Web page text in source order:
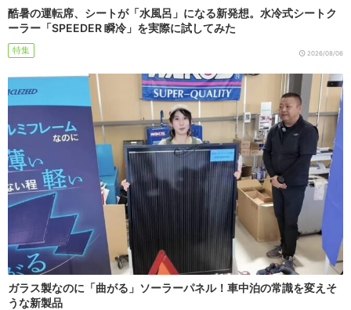
酷暑の運転席、シートが「水風呂」になる新発想。水冷式シートク
ーラー「SPEEDER 瞬冷」を実際に試してみた
特集 2026/08/06
ガラス製なのに「曲がる」ソーラーパネル！車中泊の常識を変えそ
うな新製品